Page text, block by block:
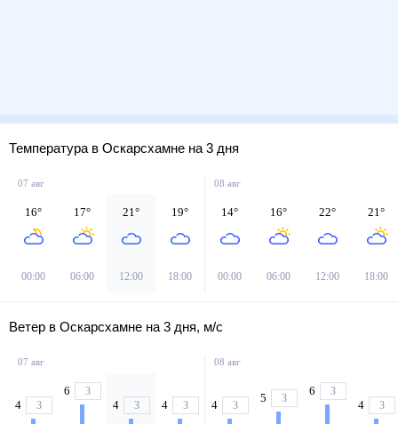
Температура в Оскарсхамне на 3 дня
07 авг
16°
00:00
17°
06:00
21°
12:00
19°
18:00
08 авг
14°
00:00
16°
06:00
22°
12:00
21°
18:00
Ветер в Оскарсхамне на 3 дня, м/с
07 авг
4 З
6 З
4 З 4 З
08 авг
4 З
5 З
6 З
4 З